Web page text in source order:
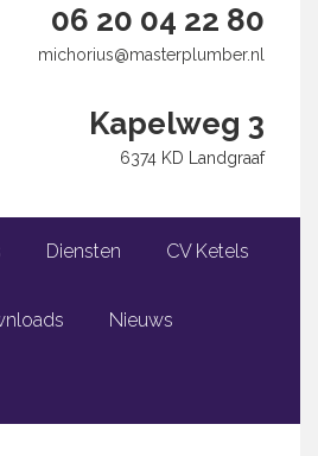
06 20 04 22 80
michorius@masterplumber.nl
Kapelweg 3
6374 KD Landgraaf
Diensten CV Ketels
Nieuws